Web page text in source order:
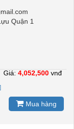
Quận 1
Giá: 4,052,500 vnđ
Mua hàng